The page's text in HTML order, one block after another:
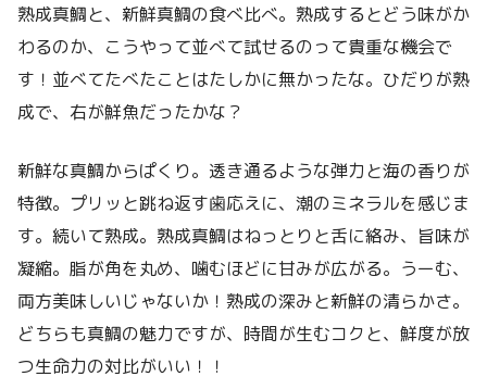
熟成真鯛と、新鮮真鯛の食べ比べ。熟成するとどう味がか
わるのか、こうやって並べて試せるのって貴重な機会で
す！並べてたべたことはたしかに無かったな。ひだりが熟
成で、右が鮮魚だったかな？
新鮮な真鯛からぱくり。透き通るような弾力と海の香りが
特徴。プリッと跳ね返す歯応えに、潮のミネラルを感じま
す。続いて熟成。熟成真鯛はねっとりと舌に絡み、旨味が
凝縮。脂が角を丸め、噛むほどに甘みが広がる。うーむ、
両方美味しいじゃないか！熟成の深みと新鮮の清らかさ。
どちらも真鯛の魅力ですが、時間が生むコクと、鮮度が放
つ生命力の対比がいい！！